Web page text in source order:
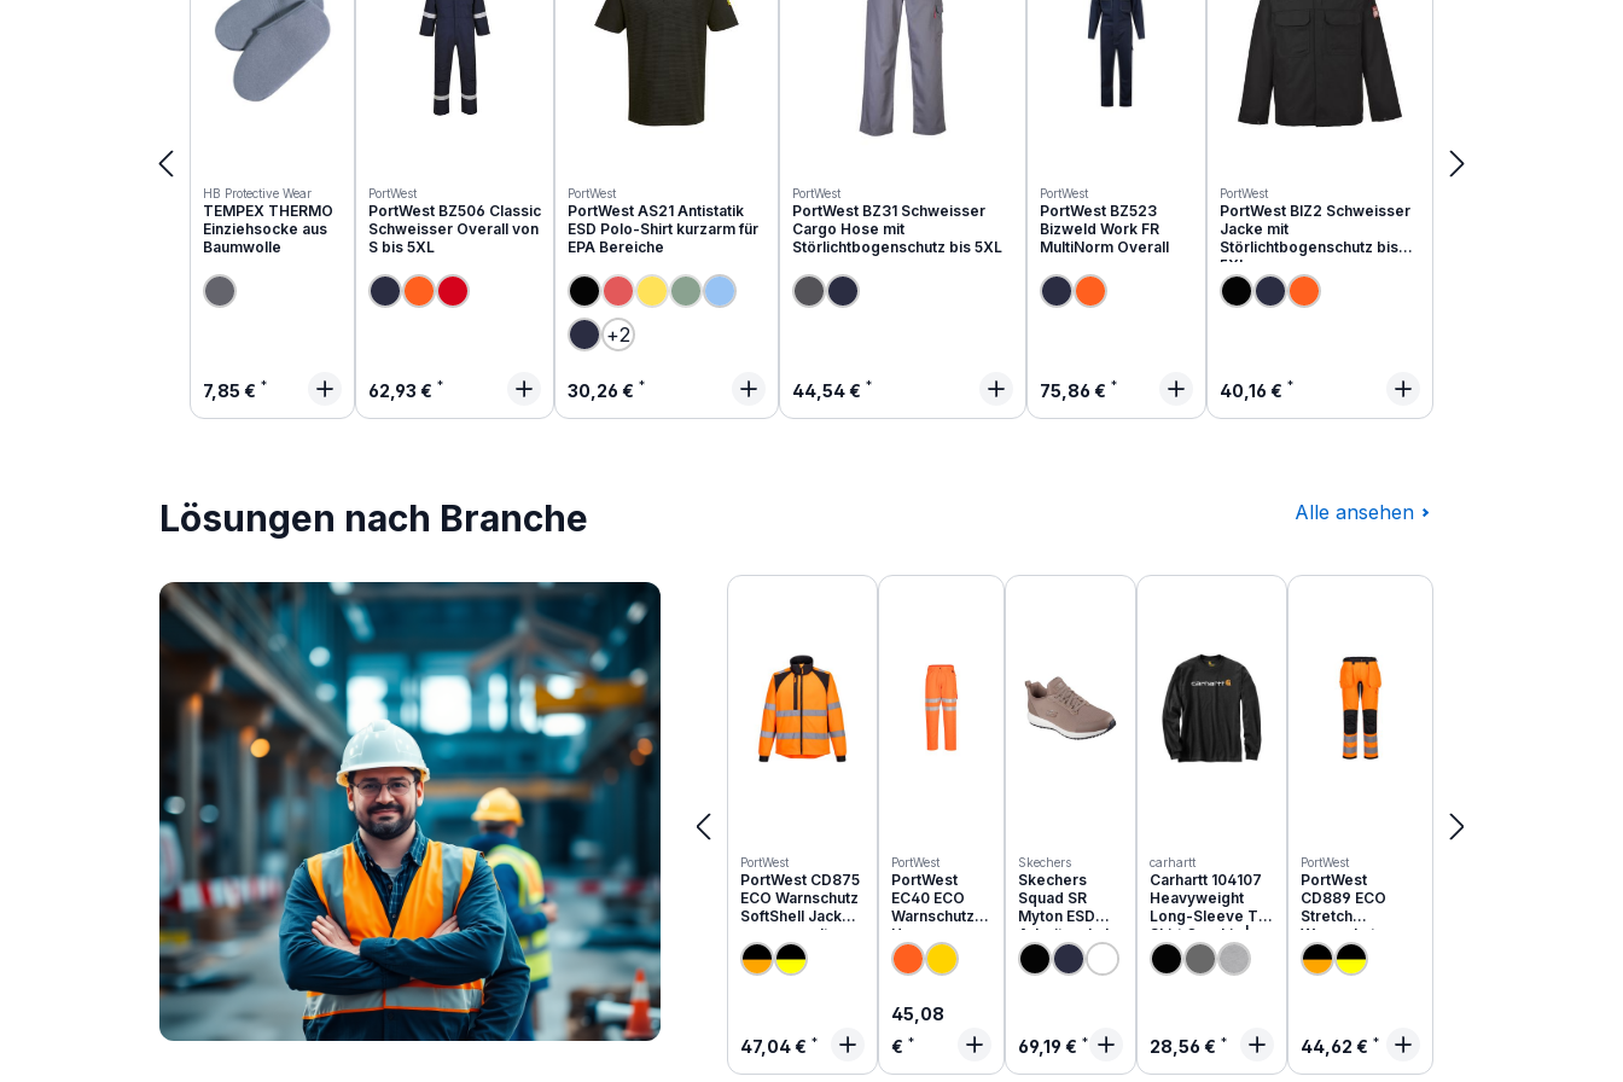
HB Protective Wear
TEMPEX THERMO
Einziehsocke aus
Baumwolle
Regulärer Preis:
7,85 €
PortWest
PortWest BZ506 Classic
Schweisser Overall von
S bis 5XL
Regulärer Preis:
62,93 €
PortWest
PortWest AS21 Antistatik
ESD Polo-Shirt kurzarm für
EPA Bereiche
(Diese Option ist zurzeit nicht verfügbar.)
(Diese Option ist zurzeit nicht verfügbar.)
(Diese Option ist zurzeit nicht verfügbar.)
+2
Regulärer Preis:
30,26 €
PortWest
PortWest BZ31 Schweisser
Cargo Hose mit
Störlichtbogenschutz bis 5XL
Regulärer Preis:
44,54 €
PortWest
PortWest BZ523
Bizweld Work FR
MultiNorm Overall
Regulärer Preis:
75,86 €
PortWest
PortWest BIZ2 Schweisser
Jacke mit
Störlichtbogenschutz bis
5XL
Regulärer Preis:
40,16 €
Lösungen nach Branche Alle ansehen
Produktgalerie überspringen
PortWest
PortWest CD875
ECO Warnschutz
SoftShell Jacke
aus recyceltem
PES
Regulärer Preis:
47,04 €
PortWest
PortWest
EC40 ECO
Warnschutz
Hose aus
recyceltem
PES
Regulärer Preis:
45,08
€
Skechers
Skechers
Squad SR
Myton ESD
Arbeitsschuhe
O1 | 200051EC
Regulärer Preis:
69,19 €
carhartt
Carhartt 104107
Heavyweight
Long-Sleeve T-
Shirt Graphic |
relaxed fit
Regulärer Preis:
28,56 €
PortWest
PortWest
CD889 ECO
Stretch
Warnschutz
Hose aus
recyceltem PES
Regulärer Preis:
44,62 €